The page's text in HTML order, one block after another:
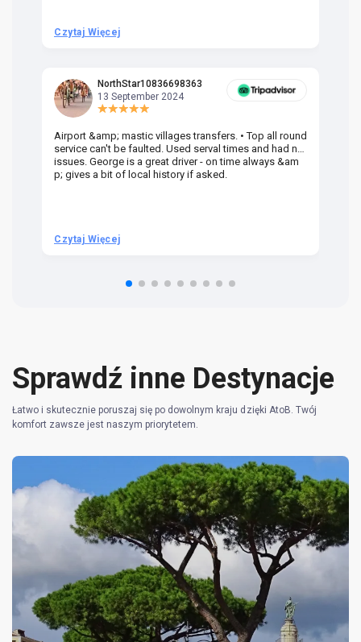
Czytaj Więcej
NorthStar10836698363
13 September 2024
Airport &amp; mastic villages transfers. • Top all round
service can't be faulted. Used serval times and had no
issues. George is a great driver - on time always &am
p; gives a bit of local history if asked.
Czytaj Więcej
Sprawdź inne Destynacje
Łatwo i skutecznie poruszaj się po dowolnym kraju dzięki AtoB. Twój
komfort zawsze jest naszym priorytetem.